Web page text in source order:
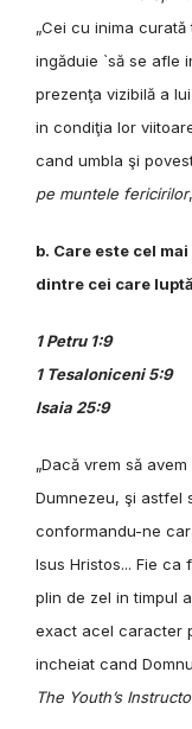
„Cei cu inima
ingăduie `să se afle
prezenţa vizibilă a
in condiţia lor
cand umbla şi
pe muntele fericirilor
b. Care este cel
dintre cei care
1 Petru 1:9
1 Tesaloniceni 5:9
Isaia 25:9
„Dacă vrem să
Dumnezeu, şi astfel
conformandu-ne
Isus Hristos... Fie
plin de zel in timpul
exact acel caracter
incheiat cand
The Youth’s